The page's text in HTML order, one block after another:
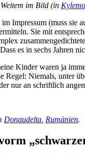
im Bild (in
Impressum (muss sie
Sie mit
es in sechs Jahren
Kinder waren ja
Regel: Niemals, unter
nur an schriftlich
Donaudelta Rumänien.